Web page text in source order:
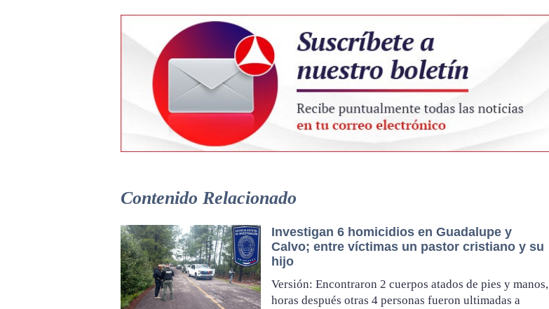
Contenido Relacionado
Investigan 6 homicidios en Guadalupe y
Calvo; entre víctimas un pastor cristiano y su
hijo
Versión: Encontraron 2 cuerpos atados de pies y manos,
horas después otras 4 personas fueron ultimadas a